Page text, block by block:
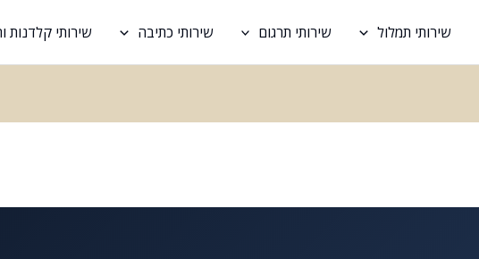
שירותי תמלול שירותי תרגום שירותי כתיבה שירותי